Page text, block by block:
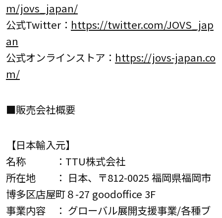
m/jovs_japan/
公式Twitter： https://twitter.com/JOVS_jap
an
公式オンラインストア： https://jovs-japan.co
m/
■販売会社概要
【日本輸入元】
名称 ：TTU株式会社
所在地 ： 日本、〒812-0025 福岡県福岡市
博多区店屋町８-27 goodoffice 3F
事業内容 ： グローバル展開支援事業/各種ブ